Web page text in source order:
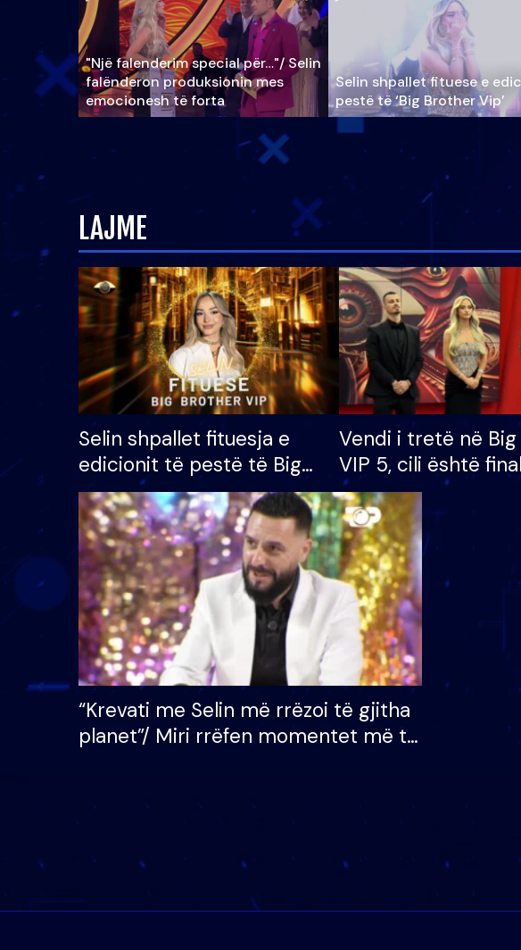
"Një falenderim special për…"/ Selin
falënderon produksionin mes
emocionesh të forta
Selin shpallet fituese e
pestë të ‘Big Brother Vip’
LAJME
Selin shpallet fituesja e
edicionit të pestë të Big
Brother VIP, rrëmben
çmimin e madh prej 100
mijë eurosh
Vendi i tretë në
VIP 5, cili është
radhës që lë
“Krevati me Selin më rrëzoi të gjitha
planet”/ Miri rrëfen momentet më të